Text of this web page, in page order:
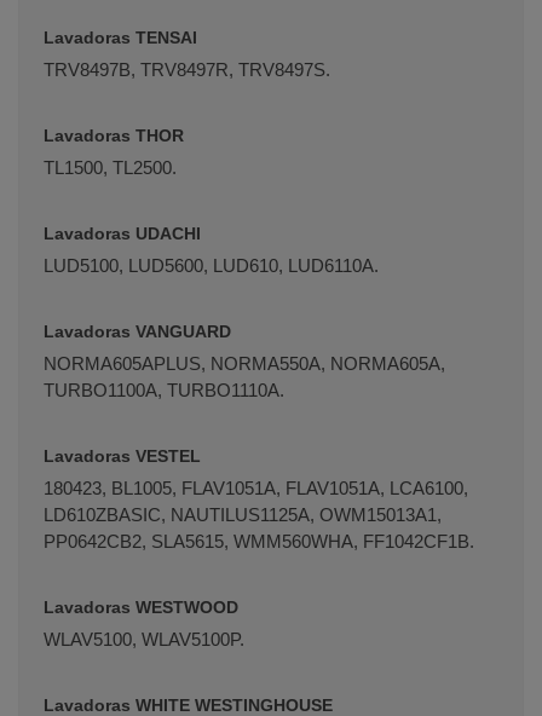
Lavadoras TENSAI
TRV8497B, TRV8497R, TRV8497S.
Lavadoras THOR
TL1500, TL2500.
Lavadoras UDACHI
LUD5100, LUD5600, LUD610, LUD6110A.
Lavadoras VANGUARD
NORMA605APLUS, NORMA550A, NORMA605A,
TURBO1100A, TURBO1110A.
Lavadoras VESTEL
180423, BL1005, FLAV1051A, FLAV1051A, LCA6100,
LD610ZBASIC, NAUTILUS1125A, OWM15013A1,
PP0642CB2, SLA5615, WMM560WHA, FF1042CF1B.
Lavadoras WESTWOOD
WLAV5100, WLAV5100P.
Lavadoras WHITE WESTINGHOUSE